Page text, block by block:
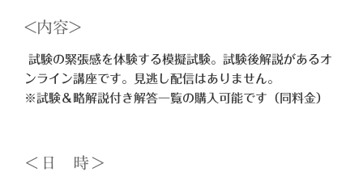
<内容>
試験の緊張感を体験する模擬試験。試験後解説があるオ
ンライン講座です。見逃し配信はありません。
※試験＆略解説付き解答一覧の購入可能です（同料金）
＜日 時＞